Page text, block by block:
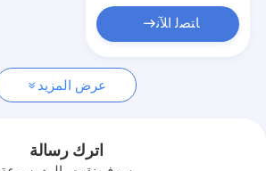
فيرو تيتانيوم
ﺎﺘﺼﻟ ﺍﻶﻧ
عرض المزيد
اترك رسالة